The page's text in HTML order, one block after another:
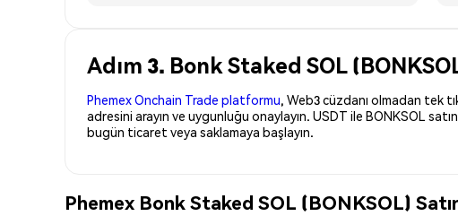
Adım 3. Bonk Staked SOL
Phemex Onchain Trade platformu, Web3 cüzdanı olmadan tek
adresini arayın ve uygunluğu onaylayın. USDT ile BONKSOL
bugün ticaret veya saklamaya başlayın.
Phemex Bonk Staked SOL (BONKSOL)